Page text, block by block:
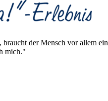
der Mensch vor allem
mich."